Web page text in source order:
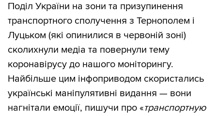
Поділ України на зони та призупинення
транспортного сполучення з Тернополем і
Луцьком (які опинилися в червоній зоні)
сколихнули медіа та повернули тему
коронавірусу до нашого моніторингу.
Найбільше цим інфоприводом скористались
українські маніпулятивні видання — вони
нагнітали емоції, пишучи про «транспортную